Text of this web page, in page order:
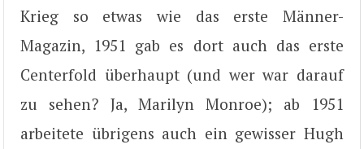
Krieg so etwas wie das erste Männer-
Magazin, 1951 gab es dort auch das erste
Centerfold überhaupt (und wer war darauf
zu sehen? Ja, Marilyn Monroe); ab 1951
arbeitete übrigens auch ein gewisser Hugh